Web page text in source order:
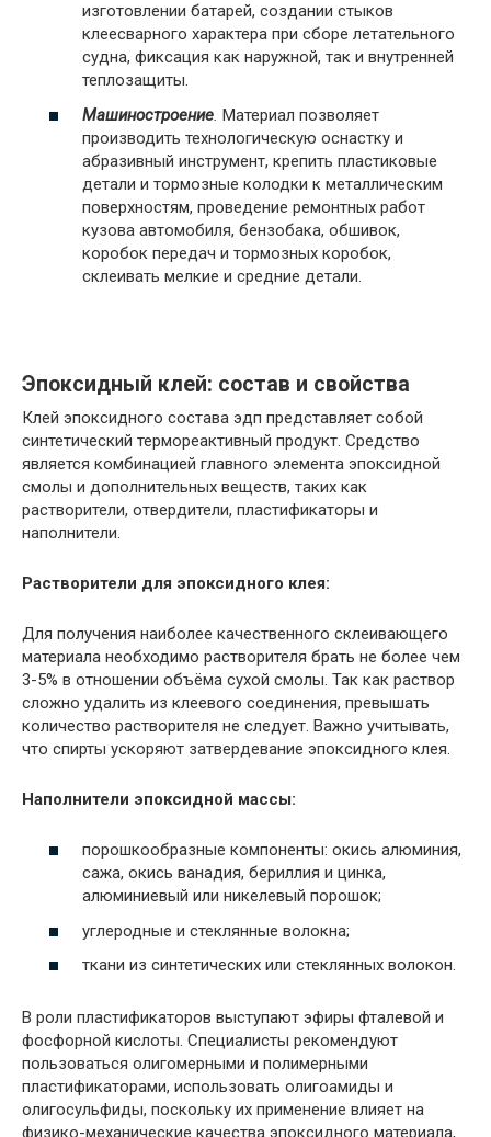
изготовлении батарей, создании стыков
клеесварного характера при сборе летательного
судна, фиксация как наружной, так и внутренней
теплозащиты.
Машиностроение. Материал позволяет
производить технологическую оснастку и
абразивный инструмент, крепить пластиковые
детали и тормозные колодки к металлическим
поверхностям, проведение ремонтных работ
кузова автомобиля, бензобака, обшивок,
коробок передач и тормозных коробок,
склеивать мелкие и средние детали.
Эпоксидный клей: состав и свойства
Клей эпоксидного состава эдп представляет собой
синтетический термореактивный продукт. Средство
является комбинацией главного элемента эпоксидной
смолы и дополнительных веществ, таких как
растворители, отвердители, пластификаторы и
наполнители.
Растворители для эпоксидного клея:
Для получения наиболее качественного склеивающего
материала необходимо растворителя брать не более чем
3-5% в отношении объёма сухой смолы. Так как раствор
сложно удалить из клеевого соединения, превышать
количество растворителя не следует. Важно учитывать,
что спирты ускоряют затвердевание эпоксидного клея.
Наполнители эпоксидной массы:
порошкообразные компоненты: окись алюминия,
сажа, окись ванадия, бериллия и цинка,
алюминиевый или никелевый порошок;
углеродные и стеклянные волокна;
ткани из синтетических или стеклянных волокон.
В роли пластификаторов выступают эфиры фталевой и
фосфорной кислоты. Специалисты рекомендуют
пользоваться олигомерными и полимерными
пластификаторами, использовать олигоамиды и
олигосульфиды, поскольку их применение влияет на